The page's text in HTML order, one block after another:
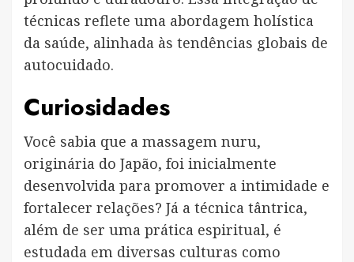
técnicas reflete uma abordagem holística
da saúde, alinhada às tendências globais de
autocuidado.
Curiosidades
Você sabia que a massagem nuru,
originária do Japão, foi inicialmente
desenvolvida para promover a intimidade e
fortalecer relações? Já a técnica tântrica,
além de ser uma prática espiritual, é
estudada em diversas culturas como